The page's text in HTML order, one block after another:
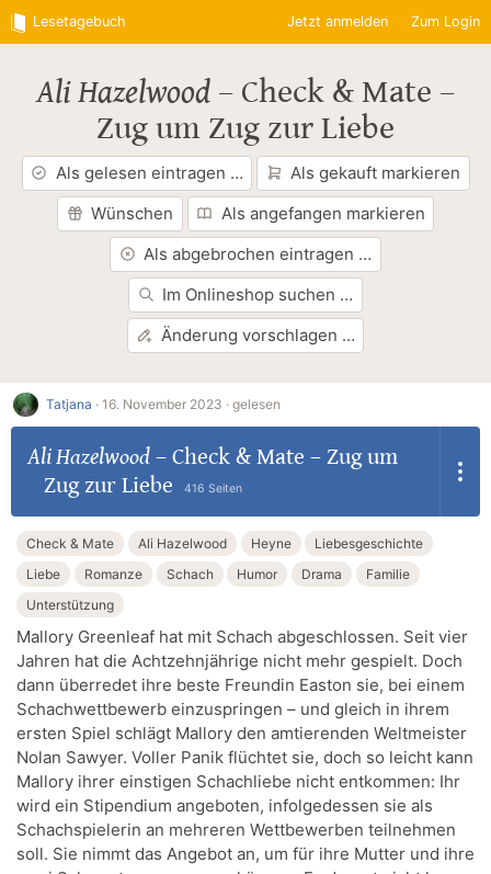
Lesetagebuch Jetzt anmelden Zum Login
Ali Hazelwood – Check & Mate –
Zug um Zug zur Liebe
Als gelesen eintragen …
Als gekauft markieren
Wünschen
Als angefangen markieren
Als abgebrochen eintragen …
Im Onlineshop suchen …
Änderung vorschlagen …
Tatjana · 16. November 2023 · gelesen
Ali Hazelwood– Check & Mate – Zug um
Zug zur Liebe
416 Seiten
Check & Mate Ali Hazelwood Heyne
Liebesgeschichte
Liebe
Romanze Schach Humor Drama
Familie
Unterstützung
Mallory Greenleaf hat mit Schach abgeschlossen. Seit vier
Jahren hat die Achtzehnjährige nicht mehr gespielt. Doch
dann überredet ihre beste Freundin Easton sie, bei einem
Schachwettbewerb einzuspringen – und gleich in ihrem
ersten Spiel schlägt Mallory den amtierenden Weltmeister
Nolan Sawyer. Voller Panik flüchtet sie, doch so leicht kann
Mallory ihrer einstigen Schachliebe nicht entkommen: Ihr
wird ein Stipendium angeboten, infolgedessen sie als
Schachspielerin an mehreren Wettbewerben teilnehmen
soll. Sie nimmt das Angebot an, um für ihre Mutter und ihre